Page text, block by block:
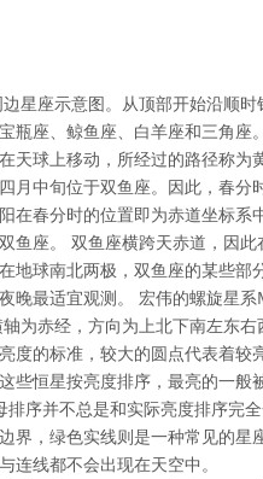
星座示意图。从顶部开始沿顺
瓶座、鲸鱼座、白羊座和三角座
天球上移动，所经过的路径称为
月中旬位于双鱼座。因此，春
在春分时的位置即为赤道坐标系
鱼座。 双鱼座横跨天赤道，因此
地球南北两极，双鱼座的某些部
晚最适宜观测。 宏伟的螺旋星
为赤经，方向为上北下南左东
的标准，较大的圆点代表着较
些恒星按亮度排序，最亮的一般
序并不总是和实际亮度排序完
界，绿色实线则是一种常见的星
连线都不会出现在天空中。